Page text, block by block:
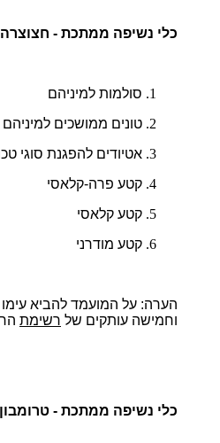
כלי נשיפה ממתכת - חצוצרה
סולמות למיניהם
טונים ממושכים למיניהם
אטיודים להפגנת סוגי
קטע פרה-קלאסי
קטע קלאסי
קטע מודרני
הערה: על המועמד להביא
וחמישה עותקים של רשימת
כלי נשיפה ממתכת - טרומבון